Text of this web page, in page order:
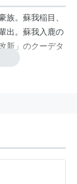
族。蘇我稲目、
出。蘇我入鹿の
新 」のクーデタ